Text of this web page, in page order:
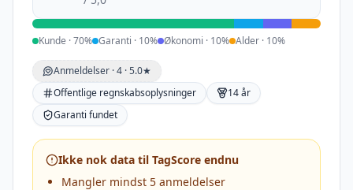
Kunde ·70% Garanti · 10% Økonomi · 10% Alder · 10%
Anmeldelser ·4 · 5.0★
Offentlige regnskabsoplysninger
14 år
Garanti fundet
Ikke nok data til TagScore endnu
Mangler mindst 5 anmeldelser